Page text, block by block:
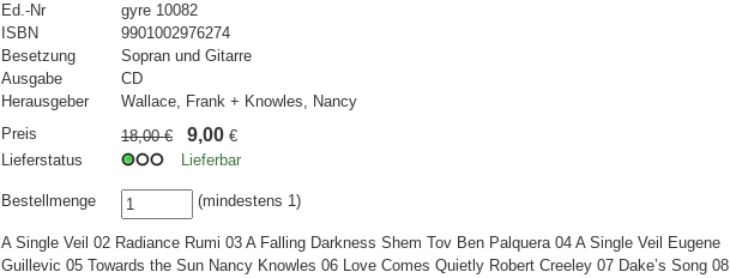
Ed.-Nr
gyre 10082
ISBN
9901002976274
Besetzung
Sopran und Gitarre
Ausgabe
CD
Herausgeber
Wallace, Frank + Knowles, Nancy
Preis
18,00 € 9,00 €
Lieferstatus
Lieferbar
Bestellmenge (mindestens 1)
A Single Veil 02 Radiance Rumi 03 A Falling Darkness Shem Tov Ben Palquera 04 A Single Veil Eugene
Guillevic 05 Towards the Sun Nancy Knowles 06 Love Comes Quietly Robert Creeley 07 Dake’s Song 08